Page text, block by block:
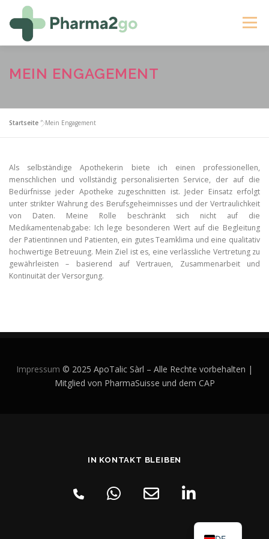
Inhalt
springen
Menü
STARTSEITE ÜBER MICH
MEIN ENGAGEMENT
Startseite "Mein Engagement
Als selbständige Apothekerin biete ich einen professionellen,
menschlichen und vollständig personalisierten Service, der auf die
Bedürfnisse jeder Apotheke zugeschnitten ist. Jeder Einsatz erfolgt
unter strikter Wahrung des Berufsgeheimnisses und der Vertraulichkeit
von Daten. Meine Rolle beschränkt sich nicht auf die
Medikamentenabgabe: Ich lege besonderen Wert auf die Begleitung
der Patientinnen und Patienten, ein gutes Teamklima und eine qualitativ
hochwertige Betreuung. Mein Ziel ist es, eine verlässliche Vertretung zu
gewährleisten – basierend auf Vertrauen, Zusammenarbeit und
Kontinuität der Versorgung.
Impressum © 2025 ApoTalic Sàrl – Alle Rechte vorbehalten |
Mitglied von PharmaSuisse und dem CAP
IN KONTAKT BLEIBEN